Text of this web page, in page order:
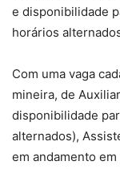
e disponibilidade
horários
Com uma vaga
mineira, de
disponibilidade
alternados),
em andamento